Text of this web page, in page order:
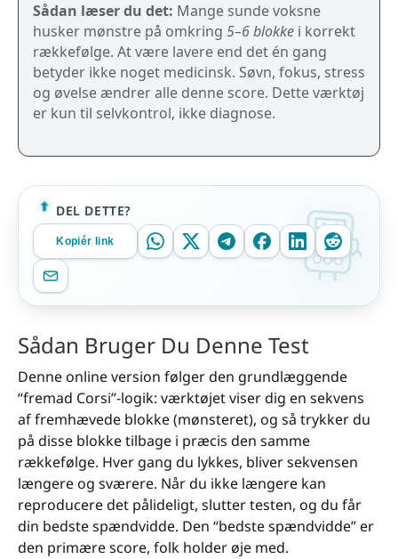
Sådan læser du det: Mange sunde voksne
husker mønstre på omkring 5–6 blokke i korrekt
rækkefølge. At være lavere end det én gang
betyder ikke noget medicinsk. Søvn, fokus, stress
og øvelse ændrer alle denne score. Dette værktøj
er kun til selvkontrol, ikke diagnose.
DEL DETTE?
Kopiér link
Sådan Bruger Du Denne Test
Denne online version følger den grundlæggende
“fremad Corsi”-logik: værktøjet viser dig en sekvens
af fremhævede blokke (mønsteret), og så trykker du
på disse blokke tilbage i præcis den samme
rækkefølge. Hver gang du lykkes, bliver sekvensen
længere og sværere. Når du ikke længere kan
reproducere det pålideligt, slutter testen, og du får
din bedste spændvidde. Den “bedste spændvidde” er
den primære score, folk holder øje med.